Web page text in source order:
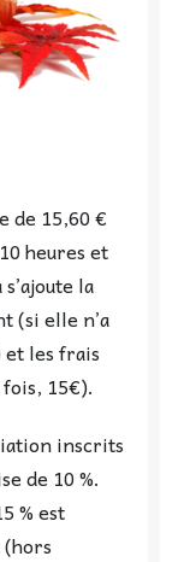
de 15,60 €
heures et
la
(si elle n’a
les frais
15€).
inscrits
de 10 %.
% est